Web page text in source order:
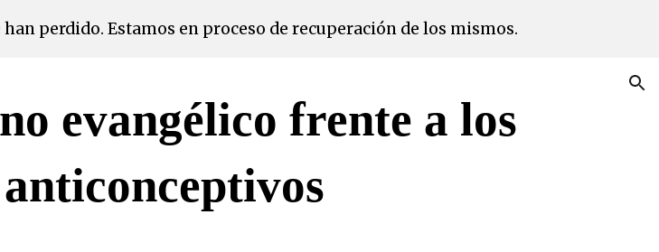
Skip to navigation
perdido. Estamos en proceso de recuperación de los mismos.
evangélico frente a los
anticonceptivos